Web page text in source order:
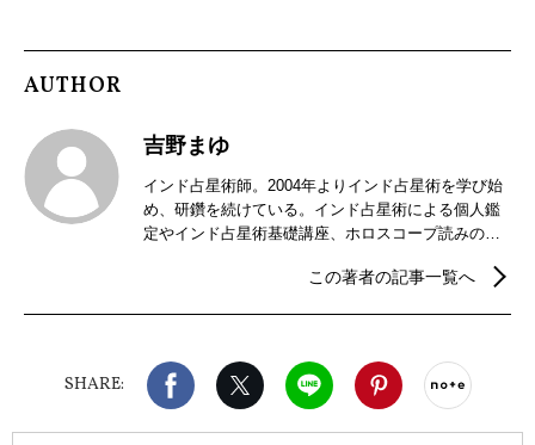
AUTHOR
吉野まゆ
インド占星術師。2004年よりインド占星術を学び始
め、研鑽を続けている。インド占星術による個人鑑
定やインド占星術基礎講座、ホロスコープ読みの講
ガ手帳の制作販売を行っている。この著者の記事一覧へ
SHARE:
Facebook X（旧twitter）
LINE Pinterest